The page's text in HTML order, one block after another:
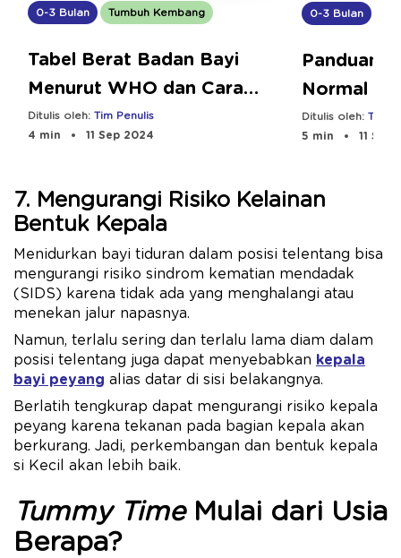
0-3 Bulan Tumbuh Kembang
Tabel Berat Badan Bayi
Menurut WHO dan Cara
agar Ideal
Ditulis oleh: Tim Penulis
4 min
11 Sep 2024
0-3 Bulan
Panduan
Normal
Ditulis oleh: Tim
5 min
11 Sep
7. Mengurangi Risiko Kelainan
Bentuk Kepala
Menidurkan bayi tiduran dalam posisi telentang bisa
mengurangi risiko sindrom kematian mendadak
(SIDS) karena tidak ada yang menghalangi atau
menekan jalur napasnya.
Namun, terlalu sering dan terlalu lama diam dalam
posisi telentang juga dapat menyebabkan kepala
bayi peyang alias datar di sisi belakangnya.
Berlatih tengkurap dapat mengurangi risiko kepala
peyang karena tekanan pada bagian kepala akan
berkurang. Jadi, perkembangan dan bentuk kepala
si Kecil akan lebih baik.
Tummy TimeMulai dari Usia
Berapa?